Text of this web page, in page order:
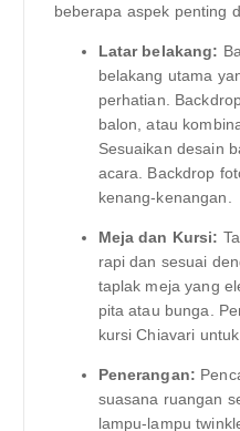
beberapa aspek penting
Latar belakang:
belakang utama
perhatian.
balon, atau
Sesuaikan desain
acara. Backdrop
kenang-kenangan.
Meja dan Kursi:
rapi dan sesuai
taplak meja yang
pita atau bunga.
kursi Chiavari
Penerangan:
suasana ruangan
lampu-lampu